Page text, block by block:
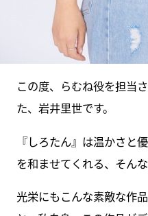
この度、らむね役を担当
た、岩井里世です。
『しろたん』は温かさと
を和ませてくれる、そん
光栄にもこんな素敵な作